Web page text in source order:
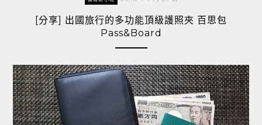
[分享] 出國旅行的多功能頂級護照夾 百思包
Pass&Board